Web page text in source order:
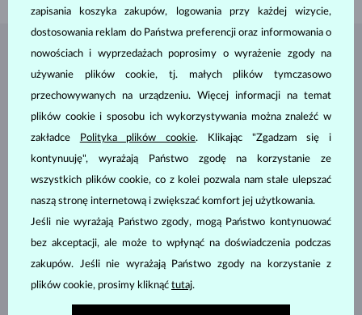
BIŻUTERIA ZATELIER KLENOTA
zapisania koszyka zakupów, logowania przy każdej wizycie,
dostosowania reklam do Państwa preferencji oraz informowania o
nowościach i wyprzedażach poprosimy o wyrażenie zgody na
używanie plików cookie, tj. małych plików tymczasowo
przechowywanych na urządzeniu. Więcej informacji na temat
plików cookie i sposobu ich wykorzystywania można znaleźć w
zakładce
Polityka plików cookie. Klikając "Zgadzam się i
kontynuuję", wyrażają Państwo zgodę na korzystanie ze
wszystkich plików cookie, co z kolei pozwala nam stale ulepszać
naszą stronę internetową i zwiększać komfort jej użytkowania.
Jeśli nie wyrażają Państwo zgody, mogą Państwo kontynuować
bez akceptacji, ale może to wpłynąć na doświadczenia podczas
zakupów. Jeśli nie wyrażają Państwo zgody na korzystanie z
plików cookie, prosimy kliknąć tutaj.